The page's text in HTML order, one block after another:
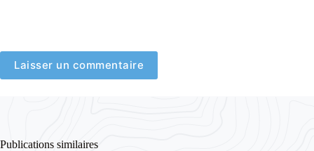
Laisser un commentaire
Publications similaires